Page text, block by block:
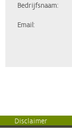
Bedrijfsnaam:
Email:
Disclaimer